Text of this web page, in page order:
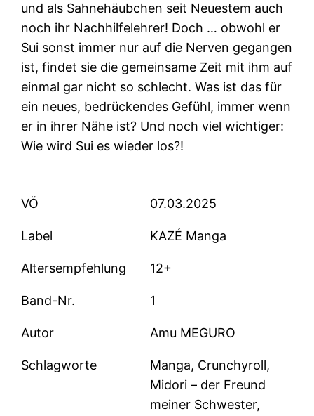
und als Sahnehäubchen seit Neuestem auch
noch ihr Nachhilfelehrer! Doch … obwohl er
Sui sonst immer nur auf die Nerven gegangen
ist, findet sie die gemeinsame Zeit mit ihm auf
einmal gar nicht so schlecht. Was ist das für
ein neues, bedrückendes Gefühl, immer wenn
er in ihrer Nähe ist? Und noch viel wichtiger:
Wie wird Sui es wieder los?!
VÖ 07.03.2025
Label KAZÉ Manga
Altersempfehlung 12+
Band-Nr. 1
Autor Amu MEGURO
Schlagworte
Manga, Crunchyroll,
Midori – der Freund
meiner Schwester,